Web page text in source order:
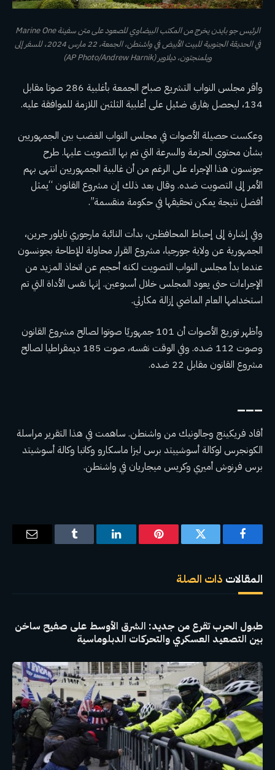
الرئيس جو بايدن يخرج من المكتب البيضاوي للصعود على متن سفينة Marine One
في الحديقة الجنوبية للبيت الأبيض في واشنطن، الجمعة، 22 مارس 2024، للسفر إلى
ويلمنجتون، ديلاوير (AP Photo/Andrew Harnik)
وأقر مجلس النواب التشريع صباح الجمعة بأغلبية 286 صوتا مقابل
134، ليحصل بفارق ضئيل على أغلبية الثلثين اللازمة للموافقة عليه.
وعكست حصيلة الأصوات في مجلس النواب الغضب بين الجمهوريين
بشأن محتوى الحزمة والسرعة التي تم بها التصويت عليها. طرح
جونسون هذا الإجراء على الرغم من أن غالبية الجمهوريين انتهى بهم
الأمر إلى التصويت ضده. وقال بعد ذلك إن مشروع القانون “يمثل
أفضل نتيجة يمكن تحقيقها في حكومة منقسمة”.
وفي إشارة إلى إحباط المحافظين، بدأت النائبة مارجوري تايلور جرين،
الجمهورية عن ولاية جورجيا، مشروع القرار محاولة للإطاحة بجونسون
عندما بدأ مجلس النواب التصويت لكنه أحجم عن اتخاذ المزيد من
الإجراءات حتى يعود المجلس خلال أسبوعين. إنها نفس الأداة التي تم
استخدامها العام الماضي إزالة مكارثي.
وأظهر توزيع الأصوات أن 101 جمهوريًا صوتوا لصالح مشروع القانون
وصوت 112 ضده. وفي الوقت نفسه، صوت 185 ديمقراطيا لصالح
مشروع القانون مقابل 22 ضده.
___
أفاد فريكينج وجالونيك من واشنطن. ساهمت في هذا التقرير مراسلة
الكونجرس لوكالة أسوشييتد برس ليزا ماسكارو وكاتبا وكالة أسوشيتد
برس فرنوش أميري وكريس ميجاريان في واشنطن.
فيسبوك تويتر بينتيريستلينكدإن Tumblr
البريد
المقالات ذات الصلة
طبول الحرب تقرع من جديد: الشرق الأوسط على صفيح ساخن
بين التصعيد العسكري والتحركات الدبلوماسية